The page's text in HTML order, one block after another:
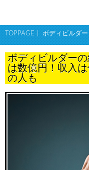
TOPPAGE ボディビルダー
ボディビルダー
は数億円！収入
の人も